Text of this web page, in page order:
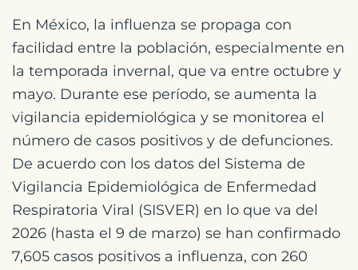
En México, la influenza se propaga con
facilidad entre la población, especialmente en
la temporada invernal, que va entre octubre y
mayo. Durante ese período, se aumenta la
vigilancia epidemiológica y se monitorea el
número de casos positivos y de defunciones.
De acuerdo con los datos del Sistema de
Vigilancia Epidemiológica de Enfermedad
Respiratoria Viral (SISVER) en lo que va del
2026 (hasta el 9 de marzo) se han confirmado
7,605 casos positivos a influenza, con 260